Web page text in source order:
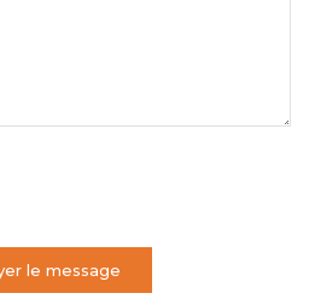
le message